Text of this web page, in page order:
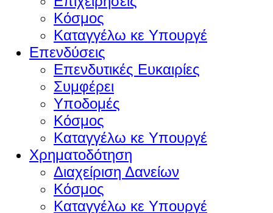
Κόσμος
Καταγγέλω κε Υπουργέ
Επενδύσεις
Επενδυτικές Ευκαιρίες
Συμφέρει
Υποδομές
Κόσμος
Καταγγέλω κε Υπουργέ
Χρηματοδότηση
Διαχείριση Δανείων
Κόσμος
Καταγγέλω κε Υπουργέ